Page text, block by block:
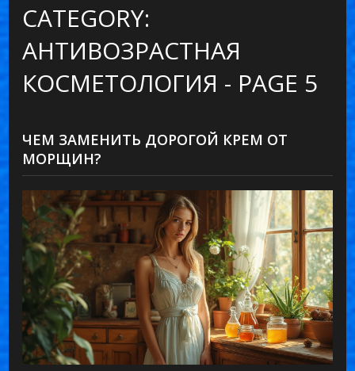
CATEGORY:
АНТИВОЗРАСТНАЯ
КОСМЕТОЛОГИЯ - PAGE 5
ЧЕМ ЗАМЕНИТЬ ДОРОГОЙ КРЕМ ОТ
МОРЩИН?